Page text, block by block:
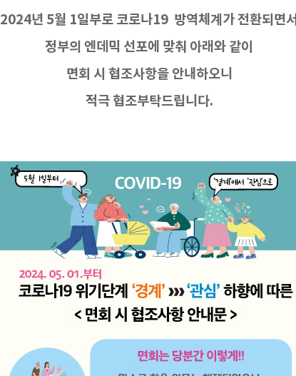
2024년 5월 1일부로 코로나19 방역체계가 전환되면서
정부의 엔데믹 선포에 맞춰 아래와 같이
면회 시 협조사항을 안내하오니
적극 협조부탁드립니다.